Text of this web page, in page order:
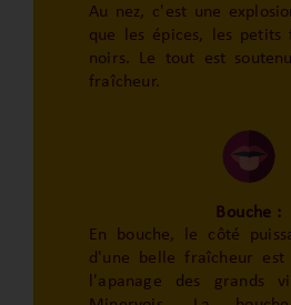
Au nez, c'est une
que les épices, les petits
noirs. Le tout est
fraîcheur.
Bouche :
En bouche, le côté
d'une belle fraîcheur est
l'apanage des grands